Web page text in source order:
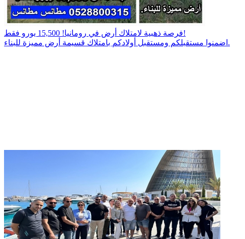
فرصة ذهبية لامتلاك أرض في رومانيا! 15,500 يورو فقط!
اضمنوا مستقبلكم ومستقبل أولادكم بامتلاك قسيمة أرض مميزة للبناء.